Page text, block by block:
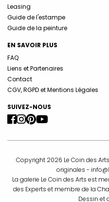
Leasing
Guide de l'estampe
Guide de la peinture
EN SAVOIR PLUS
FAQ
Liens et Partenaires
Contact
CGV, RGPD et Mentions Légales
SUIVEZ-NOUS
Copyright 2026 Le Coin des
originales -
La galerie Le Coin des Arts est
des Experts et membre de la
Dessin et